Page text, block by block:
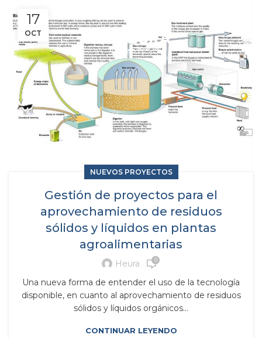
17
OCT
NUEVOS PROYECTOS
Gestión de proyectos para el
aprovechamiento de residuos
sólidos y líquidos en plantas
agroalimentarias
Heura 0
Una nueva forma de entender el uso de la tecnología
disponible, en cuanto al aprovechamiento de residuos
sólidos y líquidos orgánicos...
CONTINUAR LEYENDO